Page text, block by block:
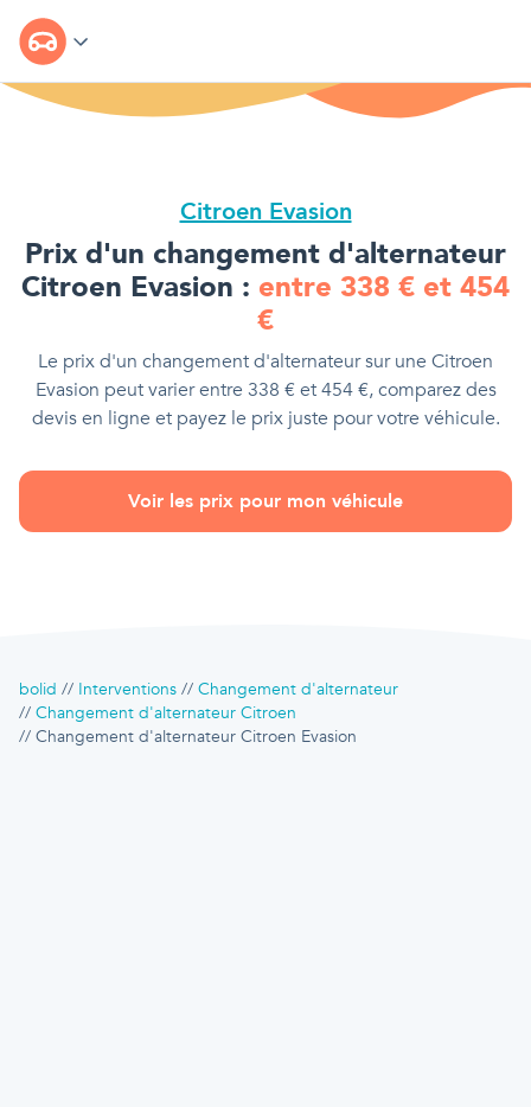
Citroen Evasion
Prix d'un changement d'alternateur
Citroen Evasion : entre 338 € et 454
€
Le prix d'un changement d'alternateursur une Citroen
Evasion peut varier entre 338 € et454 €, comparez des
devis en ligne et payez le prix juste pour votre véhicule.
Voir les prix pour mon véhicule
bolid Interventions
Changement d'alternateur
Changement d'alternateur Citroen
Changement d'alternateur Citroen Evasion